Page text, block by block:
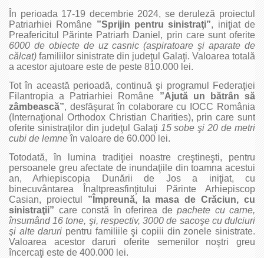
În perioada 17-19 decembrie 2024, se deruleză proiectul
Patriarhiei Române ”Sprijin pentru sinistraţi”, iniţiat de
Preafericitul Părinte Patriarh Daniel, prin care sunt oferite
6000 de obiecte de uz casnic (aspiratoare şi aparate de
călcat) familiilor sinistrate din judeţul Galaţi. Valoarea totală
a acestor ajutoare este de peste 810.000 lei.
Tot în această perioadă, continuă şi programul Federaţiei
Filantropia a Patriarhiei Române ”Ajută un bătrân să
zâmbească”, desfăşurat în colaborare cu IOCC România
(Internaţional Orthodox Christian Charities), prin care sunt
oferite sinistraţilor din judeţul Galaţi 15 sobe şi 20 de metri
cubi de lemneîn valoare de 60.000 lei.
Totodată, în lumina tradiţiei noastre creştineşti, pentru
persoanele greu afectate de inundaţiile din toamna acestui
an, Arhiepiscopia Dunării de Jos a iniţiat, cu
binecuvântarea Înaltpreasfinţitului Părinte Arhiepiscop
Casian, proiectul ”Împreună, la masa de Crăciun, cu
sinistraţii” care constă în oferirea de pachete cu carne,
însumând 16 tone, şi, respectiv, 3000 de sacoşe cu dulciuri
şi alte daruri pentru familiile şi copiii din zonele sinistrate.
Valoarea acestor daruri oferite semenilor noştri greu
încercaţi este de 400.000 lei.